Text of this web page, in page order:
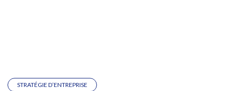
STRATÉGIE D’ENTREPRISE